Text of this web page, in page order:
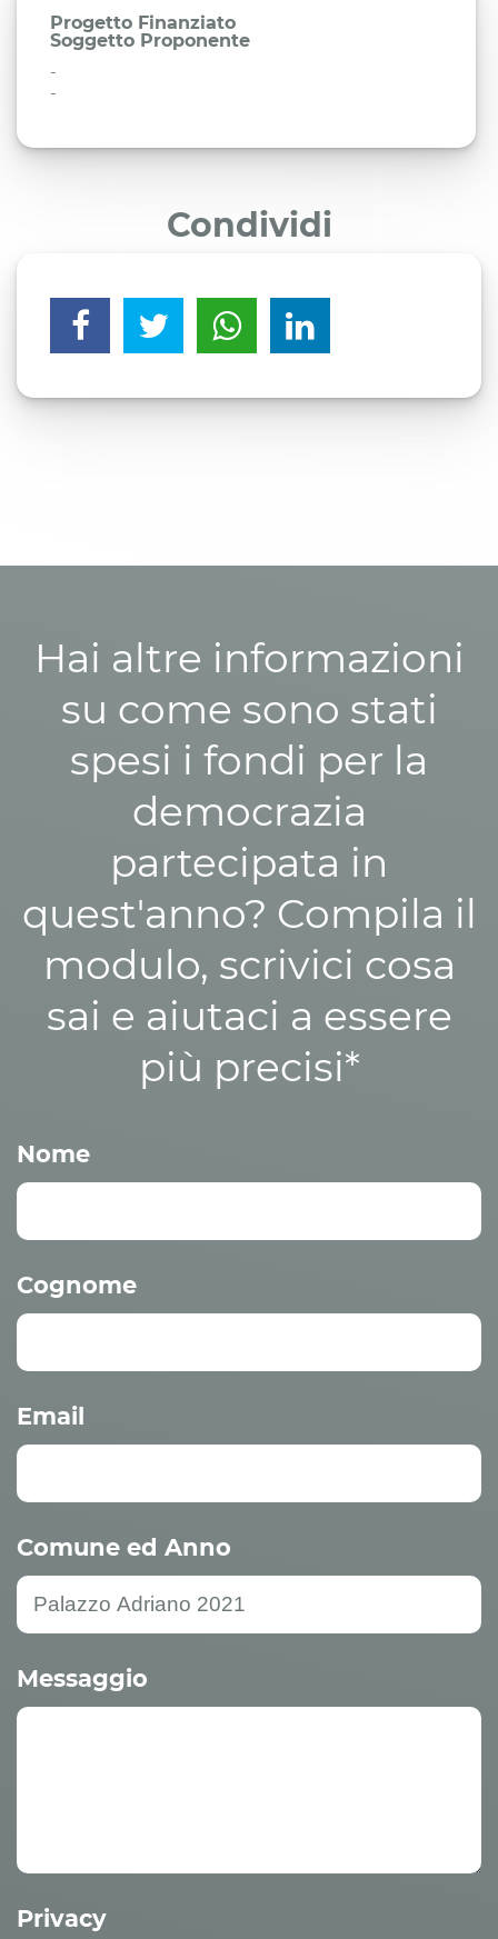
Progetto Finanziato
Soggetto Proponente
-
-
Condividi
Hai altre informazioni
su come sono stati
spesi i fondi per la
democrazia
partecipata in
quest'anno? Compila il
modulo, scrivici cosa
sai e aiutaci a essere
più precisi*
Nome
Cognome
Email
Comune ed Anno
Messaggio
Privacy